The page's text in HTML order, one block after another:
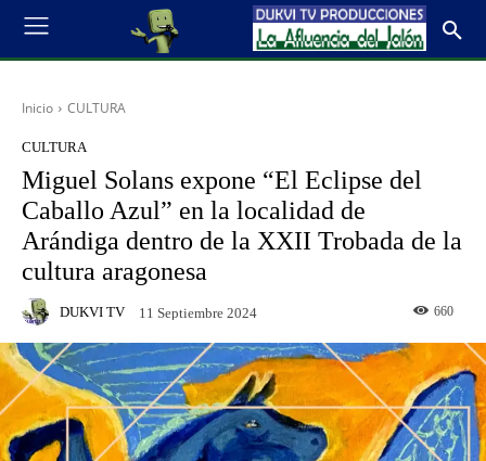
Inicio CULTURA
CULTURA
Miguel Solans expone “El Eclipse del
Caballo Azul” en la localidad de
Arándiga dentro de la XXII Trobada de la
cultura aragonesa
DUKVI TV 11 Septiembre 2024 660